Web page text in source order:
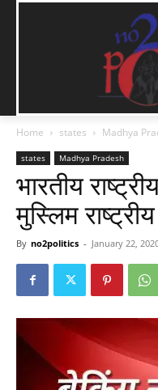
Home states Madhya
states Madhya Pradesh
भारतीय
मुस्लिम
By no2politics - January 22,